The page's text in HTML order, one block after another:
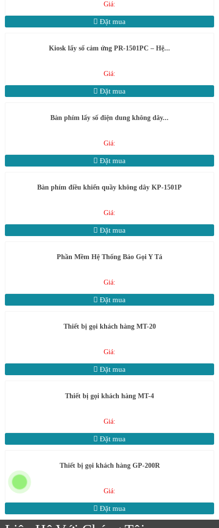
Giá:
Đặt mua
Kiosk lấy số cảm ứng PR-1501PC – Hệ...
Giá:
Đặt mua
Bàn phím lấy số điện dung không dây...
Giá:
Đặt mua
Bàn phím điều khiển quầy không dây KP-1501P
Giá:
Đặt mua
Phần Mềm Hệ Thống Báo Gọi Y Tá
Giá:
Đặt mua
Thiết bị gọi khách hàng MT-20
Giá:
Đặt mua
Thiết bị gọi khách hàng MT-4
Giá:
Đặt mua
Thiết bị gọi khách hàng GP-200R
Giá:
Đặt mua